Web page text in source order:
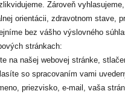
Zároveň
orientácii, zdravotnom stave,
bez vášho výslovného
stránkach:
na našej webovej stránke,
so spracovaním vami
priezvisko, e-mail, vaša